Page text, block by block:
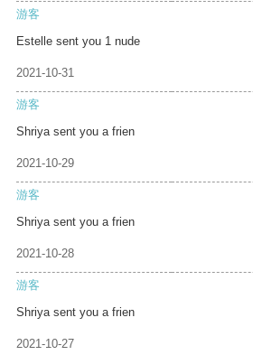
游客
Estelle sent you 1 nude
2021-10-31
游客
Shriya sent you a frien
2021-10-29
游客
Shriya sent you a frien
2021-10-28
游客
Shriya sent you a frien
2021-10-27